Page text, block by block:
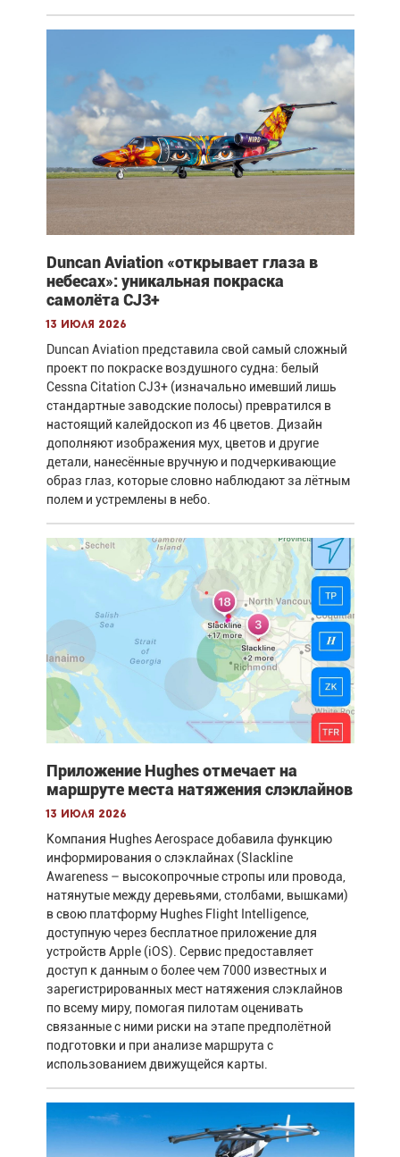
Duncan Aviation «открывает глаза в
небесах»: уникальная покраска
самолёта CJ3+
13 июля 2026
Duncan Aviation представила свой самый сложный
проект по покраске воздушного судна: белый
Cessna Citation CJ3+ (изначально имевший лишь
стандартные заводские полосы) превратился в
настоящий калейдоскоп из 46 цветов. Дизайн
дополняют изображения мух, цветов и другие
детали, нанесённые вручную и подчеркивающие
образ глаз, которые словно наблюдают за лётным
полем и устремлены в небо.
Приложение Hughes отмечает на
маршруте места натяжения слэклайнов
13 июля 2026
Компания Hughes Aerospace добавила функцию
информирования о слэклайнах (Slackline
Awareness – высокопрочные стропы или провода,
натянутые между деревьями, столбами, вышками)
в свою платформу Hughes Flight Intelligence,
доступную через бесплатное приложение для
устройств Apple (iOS). Сервис предоставляет
доступ к данным о более чем 7000 известных и
зарегистрированных мест натяжения слэклайнов
по всему миру, помогая пилотам оценивать
связанные с ними риски на этапе предполётной
подготовки и при анализе маршрута с
использованием движущейся карты.